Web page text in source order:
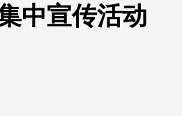
中宣传活动